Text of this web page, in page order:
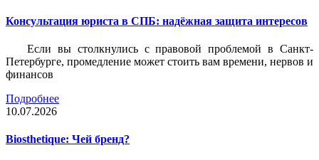
Консультация юриста в СПБ: надёжная защита интересов
Если вы столкнулись с правовой проблемой в Санкт-
Петербурге, промедление может стоить вам времени, нервов и
финансов
Подробнее
10.07.2026
Biosthetique: Чей бренд?